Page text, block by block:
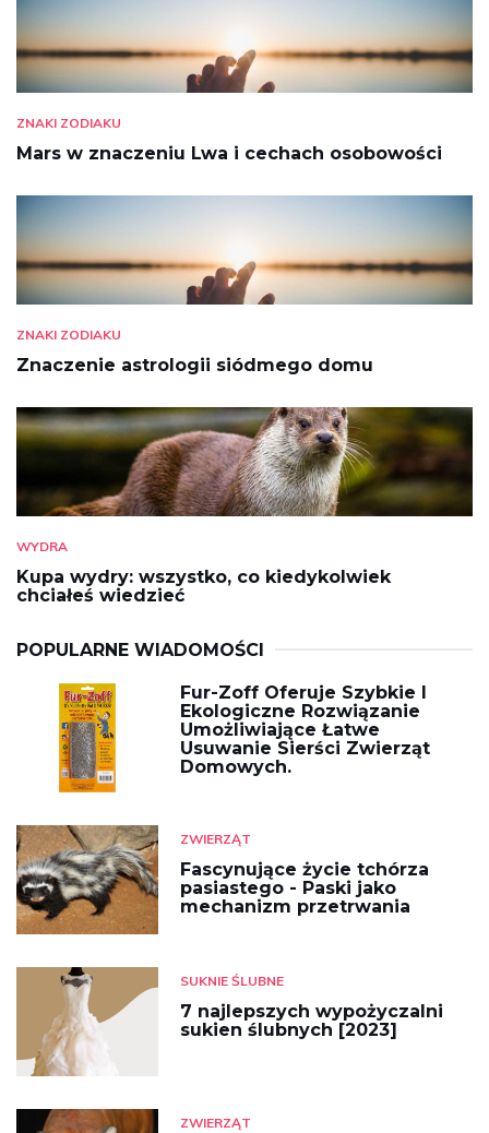
ZNAKI ZODIAKU
Mars w znaczeniu Lwa i cechach osobowości
ZNAKI ZODIAKU
Znaczenie astrologii siódmego domu
WYDRA
Kupa wydry: wszystko, co kiedykolwiek
chciałeś wiedzieć
POPULARNE WIADOMOŚCI
Fur-Zoff Oferuje Szybkie I
Ekologiczne Rozwiązanie
Umożliwiające Łatwe
Usuwanie Sierści Zwierząt
Domowych.
ZWIERZĄT
Fascynujące życie tchórza
pasiastego - Paski jako
mechanizm przetrwania
SUKNIE ŚLUBNE
7 najlepszych wypożyczalni
sukien ślubnych [2023]
ZWIERZĄT